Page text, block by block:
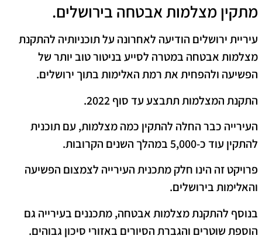
מתקין מצלמות אבטחה בירושלים.
עיריית ירושלים הודיעה לאחרונה על תוכניותיה להתקנת
מצלמות אבטחה במטרה לסייע בניטור טוב יותר של
הפשיעה ולהפחית את רמת האלימות בתוך ירושלים.
התקנת המצלמות תתבצע עד סוף 2022.
העירייה כבר החלה להתקין כמה מצלמות, עם תוכנית
להתקין עוד כ-5,000 במהלך השנים הקרובות.
פרויקט זה הינו חלק מתכנית העירייה לצמצום הפשיעה
והאלימות בירושלים.
בנוסף להתקנת מצלמות אבטחה, מתכננים בעירייה גם
הוספת שוטרים והגברת הסיורים באזורי סיכון גבוהים.